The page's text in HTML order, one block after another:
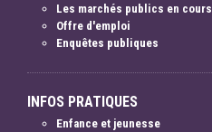
Les marchés publics en cours
Offre d'emploi
Enquêtes publiques
INFOS PRATIQUES
Enfance et jeunesse